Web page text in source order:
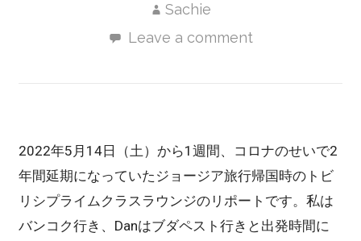
Sachie
Leave a comment
2022年5月14日（土）から1週間、コロナのせいで2
年間延期になっていたジョージア旅行帰国時のトビ
リシプライムクラスラウンジのリポートです。私は
バンコク行き、Danはブダペスト行きと出発時間に